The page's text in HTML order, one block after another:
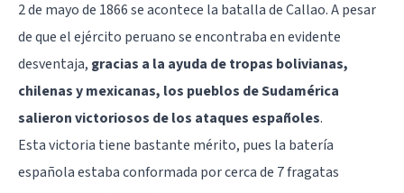
2 de mayo de 1866 se acontece la batalla de Callao. A pesar
de que el ejército peruano se encontraba en evidente
desventaja, gracias a la ayuda de tropas bolivianas,
chilenas y mexicanas, los pueblos de Sudamérica
salieron victoriosos de los ataques españoles.
Esta victoria tiene bastante mérito, pues la batería
española estaba conformada por cerca de 7 fragatas